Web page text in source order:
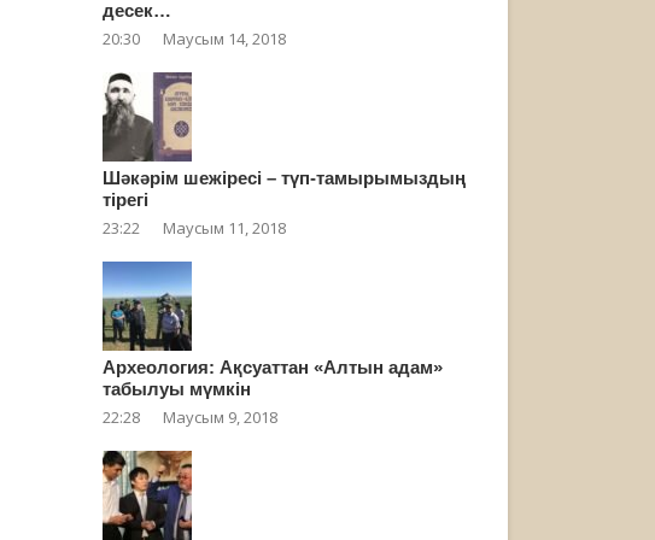
десек…
20:30 Маусым 14, 2018
Шәкәрім шежіресі – түп-тамырымыздың
тірегі
23:22 Маусым 11, 2018
Археология: Ақсуаттан «Алтын адам»
табылуы мүмкін
22:28 Маусым 9, 2018